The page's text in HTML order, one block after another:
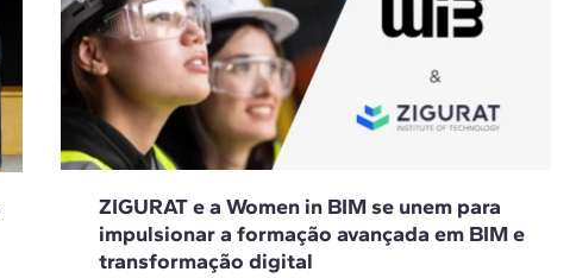
ZIGURAT e a Women in BIM se unem para
impulsionar a formação avançada em BIM e
transformação digital